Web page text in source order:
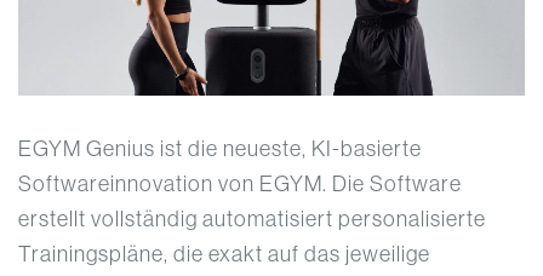
EGYM Genius ist die neueste, KI-basierte
Softwareinnovation von EGYM. Die Software
erstellt vollständig automatisiert personalisierte
Trainingspläne, die exakt auf das jeweilige